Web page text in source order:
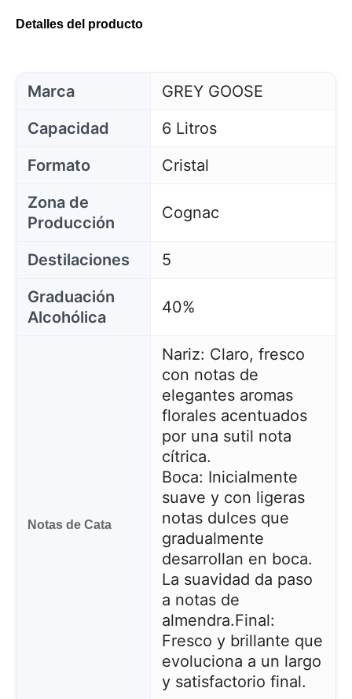
Detalles del producto
Marca
GREY GOOSE
Capacidad
6 Litros
Formato
Cristal
Zona de
Producción
Cognac
Destilaciones
5
Graduación
Alcohólica
40%
Notas de Cata
Nariz: Claro, fresco
con notas de
elegantes aromas
florales acentuados
por una sutil nota
cítrica.
Boca: Inicialmente
suave y con ligeras
notas dulces que
gradualmente
desarrollan en boca.
La suavidad da paso
a notas de
almendra.Final:
Fresco y brillante que
evoluciona a un largo
y satisfactorio final.